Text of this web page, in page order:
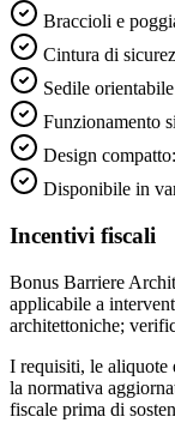
Braccioli e
Cintura di
Sedile
Funzionamento
Design
Disponibile in
Incentivi fiscali
Bonus Barriere
applicabile a
architettoniche;
I requisiti, le aliquote
la normativa
fiscale prima di